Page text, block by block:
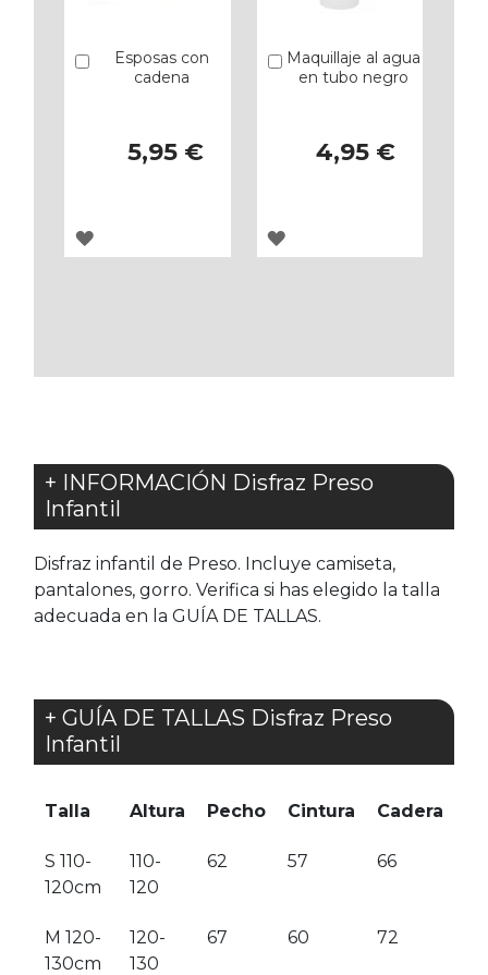
Esposas con
cadena
5,95 €
Añadir
AGREGAR
Maquillaje al agua
en tubo negro
4,95 €
Añadir
AGREGAR
+ INFORMACIÓN Disfraz Preso
Infantil
Disfraz infantil de Preso. Incluye camiseta,
pantalones, gorro. Verifica si has elegido la talla
adecuada en la GUÍA DE TALLAS.
+ GUÍA DE TALLAS Disfraz Preso
Infantil
Talla Altura Pecho Cintura Cadera
S 110-
120cm
110-
120
62 57 66
M 120-
130cm
120-
130
67 60 72